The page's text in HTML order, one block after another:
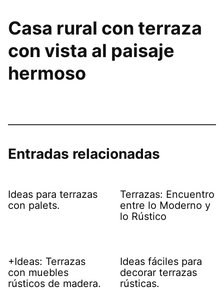
Casa rural con terraza
con vista al paisaje
hermoso
Entradas relacionadas
Ideas para terrazas
con palets.
Terrazas: Encuentro
entre lo Moderno y
lo Rústico
+Ideas: Terrazas
con muebles
rústicos de madera.
Ideas fáciles para
decorar terrazas
rústicas.